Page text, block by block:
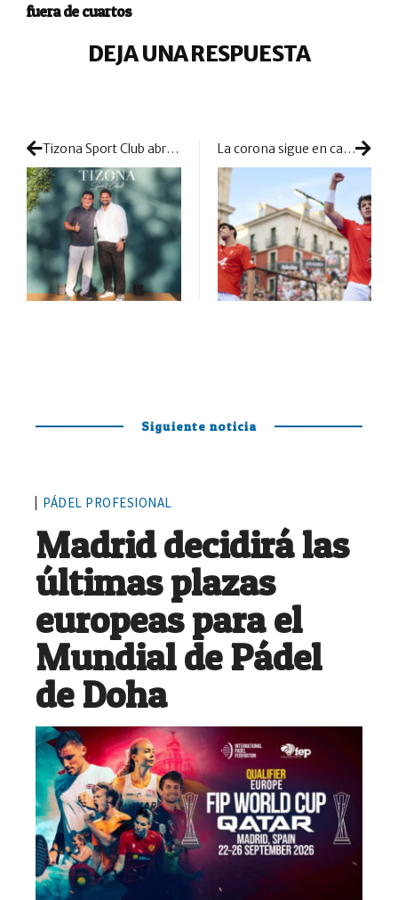
fuera de cuartos
DEJA UNA RESPUESTA
Tizona Sport Club abre las puertas de su megaproyecto 5 estrellas en Pozuelo La corona sigue en casa: Coello y Tapia revalidan el título en Valladolid
Siguiente noticia
PÁDEL PROFESIONAL
Madrid decidirá las
últimas plazas
europeas para el
Mundial de Pádel
de Doha